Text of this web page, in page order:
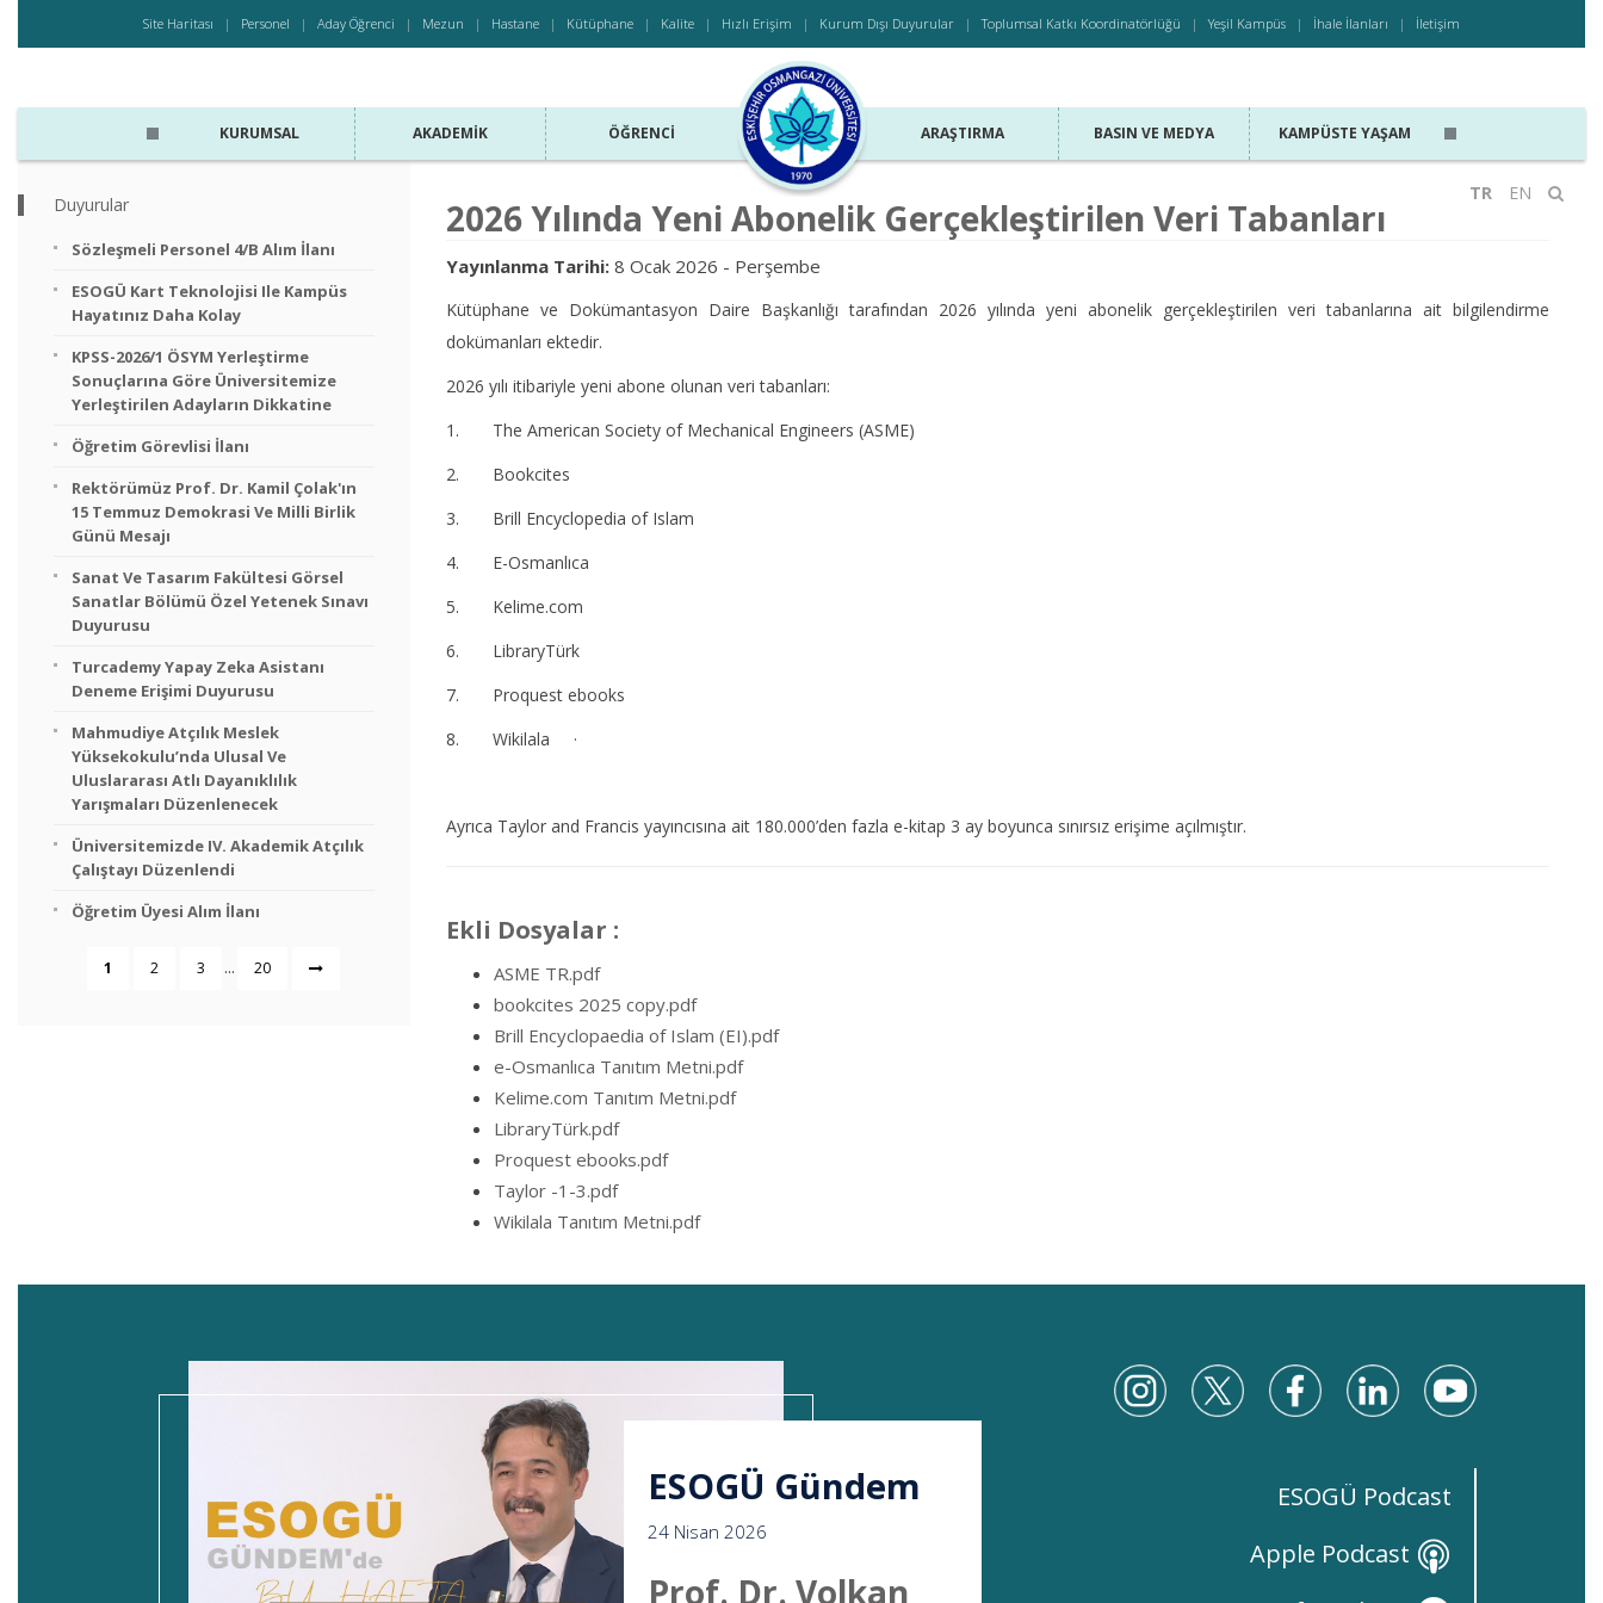
Site Haritası Personel Aday Öğrenci Mezun Hastane Kütüphane Kalite Hızlı Erişim Kurum Dışı Duyurular Toplumsal Katkı Koordinatörlüğü Yeşil Kampüs İhale İlanları İletişim
TR EN
KURUMSAL AKADEMIK ÖĞRENCI ARAŞTIRMA BASIN VE MEDYA KAMPÜSTE YAŞAM
2026 Yılında Yeni Abonelik Gerçekleştirilen Veri Tabanları
Yayınlanma Tarihi:8 Ocak 2026 - Perşembe
Kütüphane ve Dokümantasyon Daire Başkanlığı tarafından 2026 yılında yeni abonelik gerçekleştirilen veri tabanlarına ait bilgilendirme
dokümanları ektedir.
2026 yılı itibariyle yeni abone olunan veri tabanları:
1. The American Society of Mechanical Engineers (ASME)
2. Bookcites
3. Brill Encyclopedia of Islam
4. E-Osmanlıca
5. Kelime.com
6. LibraryTürk
7. Proquest ebooks
8. Wikilala ·
Ayrıca Taylor and Francis yayıncısına ait 180.000’den fazla e-kitap 3 ay boyunca sınırsız erişime açılmıştır.
Ekli Dosyalar :
ASME TR.pdf
bookcites 2025 copy.pdf
Brill Encyclopaedia of Islam (EI).pdf
e-Osmanlıca Tanıtım Metni.pdf
Kelime.com Tanıtım Metni.pdf
LibraryTürk.pdf
Proquest ebooks.pdf
Taylor -1-3.pdf
Wikilala Tanıtım Metni.pdf
Duyurular
Sözleşmeli Personel 4/B Alım İlanı
ESOGÜ Kart Teknolojisi Ile Kampüs
Hayatınız Daha Kolay
KPSS-2026/1 ÖSYM Yerleştirme
Sonuçlarına Göre Üniversitemize
Yerleştirilen Adayların Dikkatine
Öğretim Görevlisi İlanı
Rektörümüz Prof. Dr. Kamil Çolak'ın
15 Temmuz Demokrasi Ve Milli Birlik
Günü Mesajı
Sanat Ve Tasarım Fakültesi Görsel
Sanatlar Bölümü Özel Yetenek Sınavı
Duyurusu
Turcademy Yapay Zeka Asistanı
Deneme Erişimi Duyurusu
Mahmudiye Atçılık Meslek
Yüksekokulu’nda Ulusal Ve
Uluslararası Atlı Dayanıklılık
Yarışmaları Düzenlenecek
Üniversitemizde IV. Akademik Atçılık
Çalıştayı Düzenlendi
Öğretim Üyesi Alım İlanı
1 2 3 ... 20
ESOGÜ Gündem
24 Nisan 2026
Prof. Dr. Volkan
ESOGÜ Podcast
Apple Podcast